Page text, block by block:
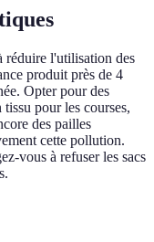
réduire l'utilisation des
produit près de 4
Opter pour des
pour les courses,
des pailles
cette pollution.
vous à refuser les sacs